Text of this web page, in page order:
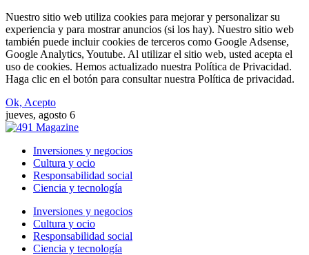
Nuestro sitio web utiliza cookies para mejorar y personalizar su
experiencia y para mostrar anuncios (si los hay). Nuestro sitio web
también puede incluir cookies de terceros como Google Adsense,
Google Analytics, Youtube. Al utilizar el sitio web, usted acepta el
uso de cookies. Hemos actualizado nuestra Política de Privacidad.
Haga clic en el botón para consultar nuestra Política de privacidad.
Ok, Acepto
jueves, agosto 6
Inversiones y negocios
Cultura y ocio
Responsabilidad social
Ciencia y tecnología
Inversiones y negocios
Cultura y ocio
Responsabilidad social
Ciencia y tecnología